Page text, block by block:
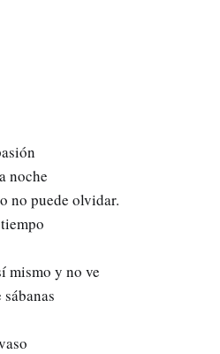
noche
no puede olvidar.
mismo y no ve